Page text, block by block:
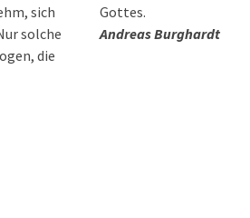
sich
solche
die
Gottes.
Andreas Burghardt